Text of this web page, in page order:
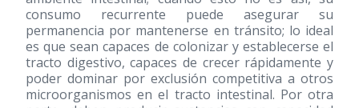
consumo recurrente puede asegurar su
permanencia por mantenerse en tránsito; lo ideal
es que sean capaces de colonizar y establecerse el
tracto digestivo, capaces de crecer rápidamente y
poder dominar por exclusión competitiva a otros
microorganismos en el tracto intestinal. Por otra